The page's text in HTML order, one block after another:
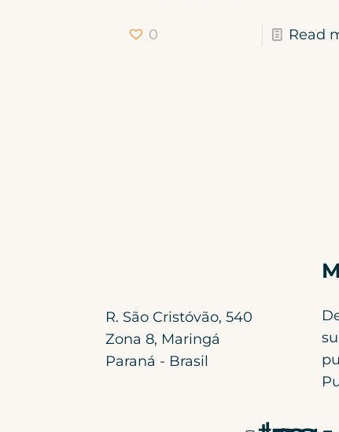
0 Read
R. São Cristóvão, 540
Zona 8, Maringá
Paraná - Brasil